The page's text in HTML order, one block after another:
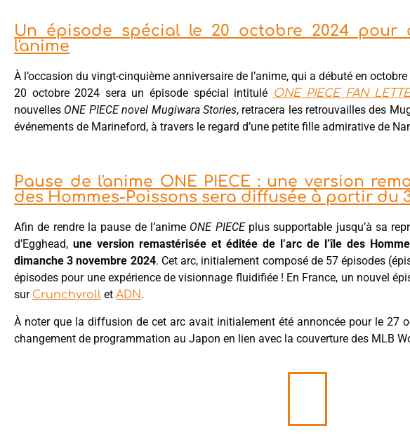
Un épisode spécial le 20 octobre 2024 pour
l'anime
À l’occasion du vingt-cinquième anniversaire de l’anime, qui a débuté en
20 octobre 2024 sera un épisode spécial intitulé ONE PIECE FAN
nouvelles ONE PIECE novel Mugiwara Stories, retracera les retrouvailles des
événements de Marineford, à travers le regard d’une petite fille admirative de
Pause de l'anime ONE PIECE : une version
des Hommes-Poissons sera diffusée à partir du
Afin de rendre la pause de l’anime ONE PIECEplus supportable jusqu’à sa
d’Egghead, une version remastérisée et éditée de l’arc de l’île des
dimanche 3 novembre 2024. Cet arc, initialement composé de 57 épisodes
épisodes pour une expérience de visionnage fluidifiée ! En France, un nouvel
sur Crunchyroll et ADN.
À noter que la diffusion de cet arc avait initialement été annoncée pour le 27
changement de programmation au Japon en lien avec la couverture des MLB